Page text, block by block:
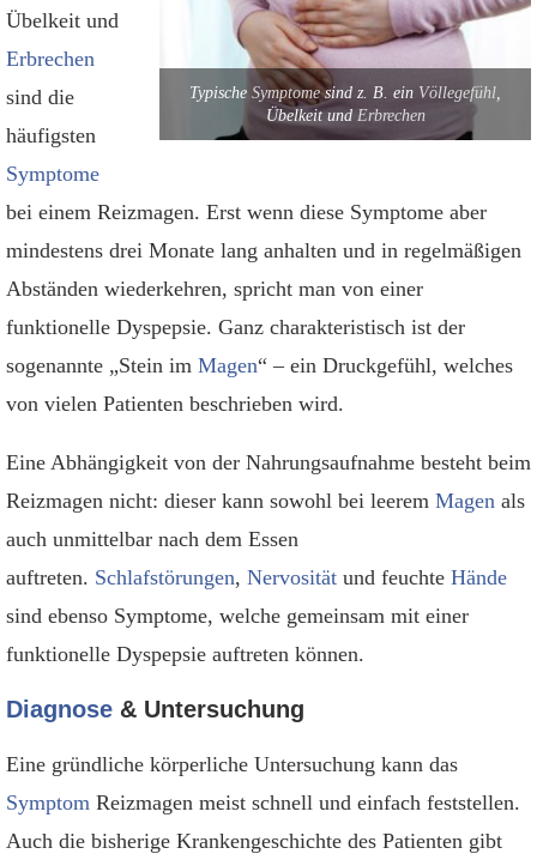
Typische Symptomesind z. B. ein Völlegefühl
Übelkeit und Erbrechen
Übelkeit und
Erbrechen
sind die
häufigsten
Symptome
bei einem Reizmagen. Erst wenn diese Symptome aber
mindestens drei Monate lang anhalten und in regelmäßigen
Abständen wiederkehren, spricht man von einer
funktionelle Dyspepsie. Ganz charakteristisch ist der
sogenannte „Stein im Magen“ – ein Druckgefühl, welches
von vielen Patienten beschrieben wird.
Eine Abhängigkeit von der Nahrungsaufnahme besteht beim
Reizmagen nicht: dieser kann sowohl bei leerem Magen als
auch unmittelbar nach dem Essen
auftreten. Schlafstörungen, Nervosität und feuchte Hände
sind ebenso Symptome, welche gemeinsam mit einer
funktionelle Dyspepsie auftreten können.
Diagnose & Untersuchung
Eine gründliche körperliche Untersuchung kann das
Symptom Reizmagen meist schnell und einfach feststellen.
Auch die bisherige Krankengeschichte des Patienten gibt